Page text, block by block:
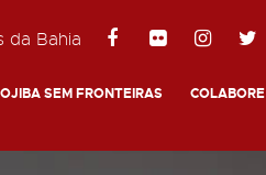
da Bahia
SEM FRONTEIRAS COLABORE